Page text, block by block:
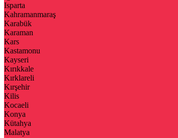
Isparta
Kahramanmaraş
Karabük
Karaman
Kars
Kastamonu
Kayseri
Kırıkkale
Kırklareli
Kırşehir
Kilis
Kocaeli
Konya
Kütahya
Malatya